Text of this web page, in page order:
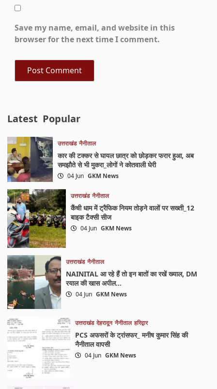
Save my name, email, and website in this
browser for the next time I comment.
Latest Popular
उत्तराखंड नैनीताल
कार की टक्कर से घायल छात्र को छोड़कर फरार हुआ, अब
समझौते से भी मुकरा_लोगों ने कोतवाली घेरी
04 Jun GKM News
उत्तराखंड नैनीताल
कैंची धाम में ट्रैफिक नियम तोड़ने वालों पर सख्ती_12
बाइक टैक्सी सीज
04 Jun GKM News
उत्तराखंड नैनीताल
NAINITAL आ रहे हैं तो इन बातों का रखें ख्याल, DM
रयाल की खास अपील…
04 Jun GKM News
उत्तराखंड देहरादून नैनीताल हरिद्वार
PCS अफसरों के ट्रांसफर_ मनीष कुमार सिंह की
नैनीताल वापसी
04 Jun GKM News